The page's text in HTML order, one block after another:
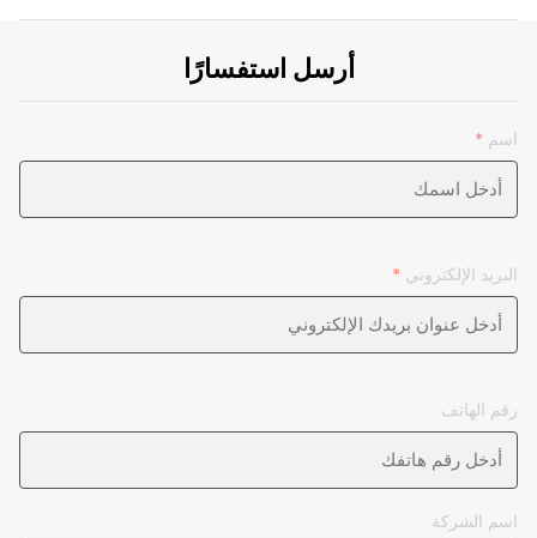
أرسل استفسارًا
اسم *
البريد الإلكتروني *
رقم الهاتف
اسم الشركة